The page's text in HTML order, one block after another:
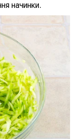
начинки.